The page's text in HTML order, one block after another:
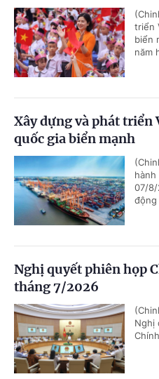
triển
biển
năm
Xây dựng và phát triển
quốc gia biển mạnh
hành
07/8/
động
Nghị quyết phiên họp
tháng 7/2026
Nghị